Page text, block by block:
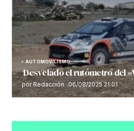
AUTOMOVILISMO
Desvelado el rutómetro del
por Redacción 06/08/2025 21:01